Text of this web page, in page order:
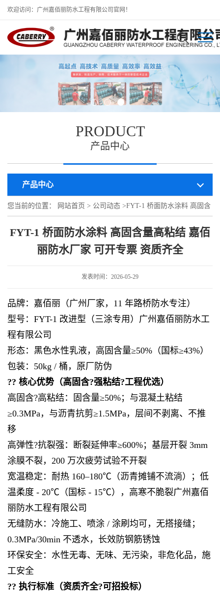
欢迎访问：广州嘉佰丽防水工程有限公司官网！
PRODUCT
产品中心
产品中心
您当前的位置： 网站首页 > 公司动态 >FYT-1 桥面防水涂料 高固含
量高粘结 嘉佰丽防水厂家 可开专票 资质齐全
FYT-1 桥面防水涂料 高固含量高粘结 嘉佰
丽防水厂家 可开专票 资质齐全
发表时间：2026-05-29
品牌：嘉佰丽（广州厂家，11 年路桥防水专注）
型号：FYT-1 改进型（三涂专用）广州嘉佰丽防水工
程有限公司
形态：黑色水性乳液，高固含量≥50%（国标≥43%）
包装：50kg / 桶，原厂防伪
?? 核心优势（高固含?强粘结?工程优选）
高固含?高粘结：固含量≥50%；与混凝土粘结
≥0.3MPa，与沥青抗剪≥1.5MPa，层间不剥离、不推
移
高弹性?抗裂强：断裂延伸率≥600%；基层开裂 3mm
涂膜不裂，200 万次疲劳试验不开裂
宽温稳定：耐热 160–180℃（沥青摊铺不流淌）；低
温柔度 - 20℃（国标 - 15℃），高寒不脆裂广州嘉佰
丽防水工程有限公司
无缝防水：冷施工、喷涂 / 涂刷均可，无搭接缝；
0.3MPa/30min 不透水，长效防钢筋锈蚀
环保安全：水性无毒、无味、无污染，非危化品，施
工安全
?? 执行标准（资质齐全?可招投标）